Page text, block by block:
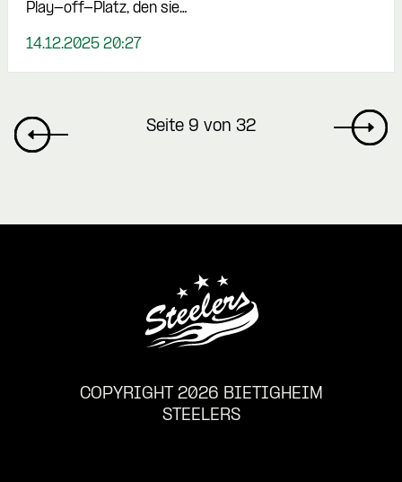
Play-off-Platz, den sie…
14.12.2025 20:27
Seite 9 von 32
COPYRIGHT 2026 BIETIGHEIM
STEELERS